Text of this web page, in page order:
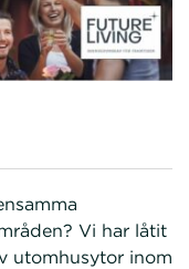
Vi har låtit
utomhusytor inom